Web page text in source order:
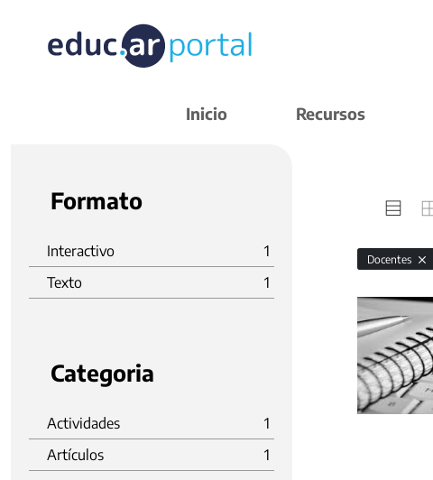
Inicio Recursos
Formato
Interactivo
1
Texto
1
Categoria
Actividades
1
Artículos
1
Docentes